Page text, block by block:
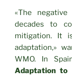
«The
decades to
mitigation. It
adaptation,»
WMO. In
Adaptation to